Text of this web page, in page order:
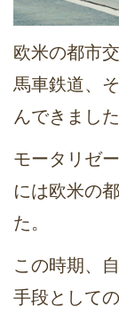
欧米の都市
馬車鉄道、
んできました
モータリゼ
には欧米の
た。
この時期、
手段として